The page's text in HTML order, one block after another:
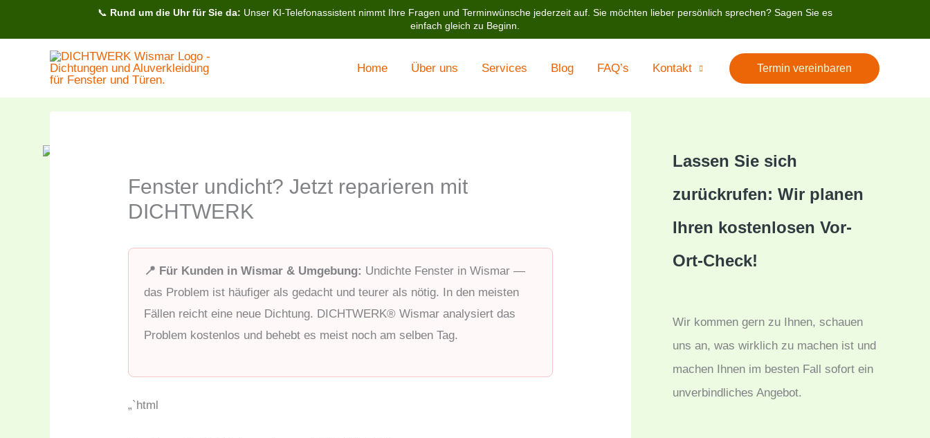
📞 Rund um die Uhr für Sie da: Unser KI-Telefonassistent nimmt Ihre Fragen und Terminwünsche jederzeit auf. Sie möchten lieber persönlich sprechen? Sagen Sie es
einfach gleich zu Beginn.
Home
Über uns Services Blog FAQ’s Kontakt Termin vereinbaren
Fenster undicht? Jetzt reparieren mit
DICHTWERK
📍 Für Kunden in Wismar & Umgebung: Undichte Fenster in Wismar —
das Problem ist häufiger als gedacht und teurer als nötig. In den meisten
Fällen reicht eine neue Dichtung. DICHTWERK® Wismar analysiert das
Problem kostenlos und behebt es meist noch am selben Tag.
„`html
Lassen Sie sich
zurückrufen: Wir planen
Ihren kostenlosen Vor-
Ort-Check!
Wir kommen gern zu Ihnen, schauen
uns an, was wirklich zu machen ist und
machen Ihnen im besten Fall sofort ein
unverbindliches Angebot.